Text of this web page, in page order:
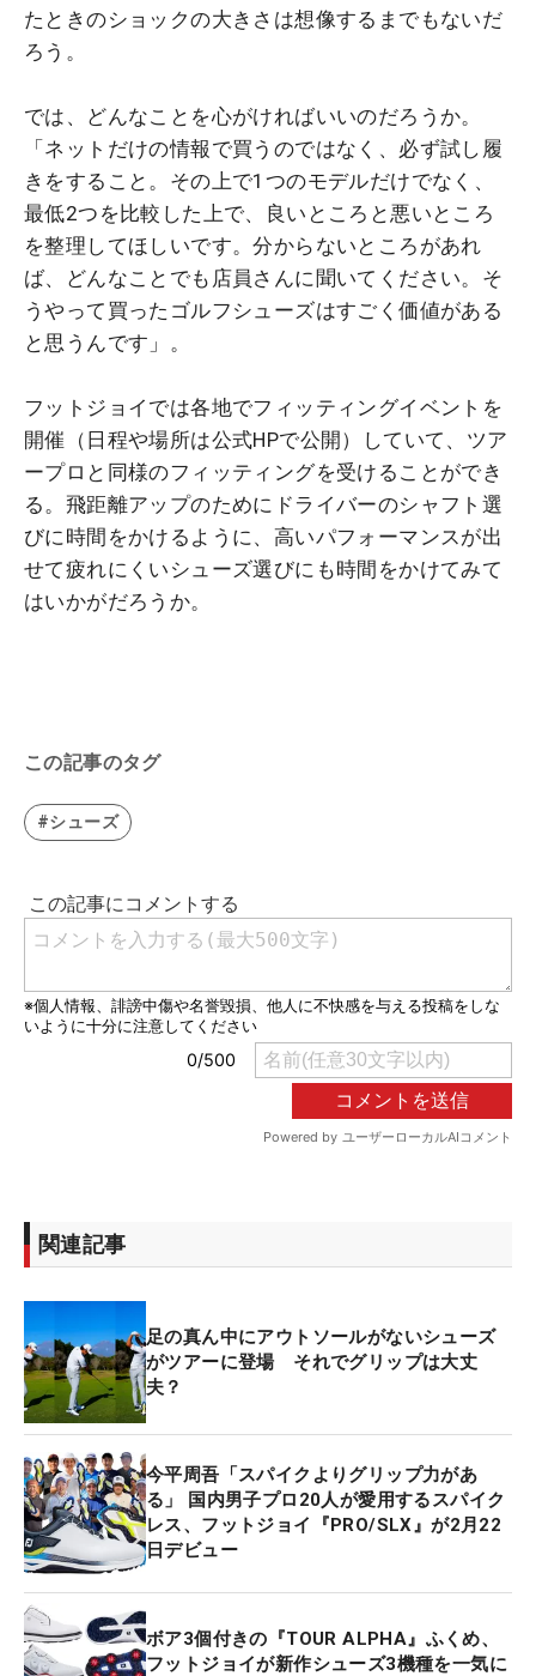
たときのショックの大きさは想像するまでもないだ
ろう。
では、どんなことを心がければいいのだろうか。
「ネットだけの情報で買うのではなく、必ず試し履
きをすること。その上で1つのモデルだけでなく、
最低2つを比較した上で、良いところと悪いところ
を整理してほしいです。分からないところがあれ
ば、どんなことでも店員さんに聞いてください。そ
うやって買ったゴルフシューズはすごく価値がある
と思うんです」。
フットジョイでは各地でフィッティングイベントを
開催（日程や場所は公式HPで公開）していて、ツア
ープロと同様のフィッティングを受けることができ
る。飛距離アップのためにドライバーのシャフト選
びに時間をかけるように、高いパフォーマンスが出
せて疲れにくいシューズ選びにも時間をかけてみて
はいかがだろうか。
この記事のタグ
#シューズ
関連記事
足の真ん中にアウトソールがないシューズ
がツアーに登場 それでグリップは大丈
夫？
今平周吾「スパイクよりグリップ力があ
る」 国内男子プロ20人が愛用するスパイク
レス、フットジョイ『PRO/SLX』が2月22
日デビュー
ボア3個付きの『TOUR ALPHA』ふくめ、
フットジョイが新作シューズ3機種を一気に